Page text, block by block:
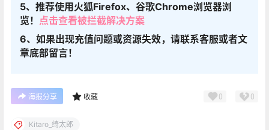
5、推荐使用火狐Firefox、谷歌Chrome浏览器浏
览！ 点击查看被拦截解决方案
6、如果出现充值问题或资源失效，请联系客服或者文
章底部留言！
海报分享 收藏 0 0
Kitaro_绮太郎